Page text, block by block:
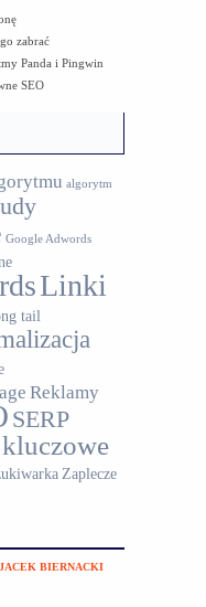
zabrać
Panda i Pingwin
SEO
algorytm
Google Adwords
Linki
tail
Reklamy
SERP
kluczowe
Zaplecze
JACEK BIERNACKI